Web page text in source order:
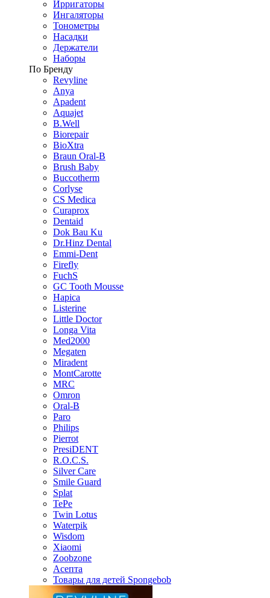
Ирригаторы
Ингаляторы
Тонометры
Насадки
Держатели
Наборы
По Бренду
Revyline
Anya
Apadent
Aquajet
B.Well
Biorepair
BioXtra
Braun Oral-B
Brush Baby
Buccotherm
Corlyse
CS Medica
Curaprox
Dentaid
Dok Bau Ku
Dr.Hinz Dental
Emmi-Dent
Firefly
FuchS
GC Tooth Mousse
Hapica
Listerine
Little Doctor
Longa Vita
Med2000
Megaten
Miradent
MontCarotte
MRC
Omron
Oral-B
Paro
Philips
Pierrot
PresiDENT
R.O.C.S.
Silver Care
Smile Guard
Splat
TePe
Twin Lotus
Waterpik
Wisdom
Xiaomi
Zoobzone
Асепта
Товары для детей Spongebob